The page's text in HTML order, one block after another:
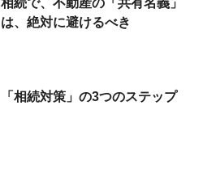
は、絶対に避けるべき
「相続対策」の3つのステップ